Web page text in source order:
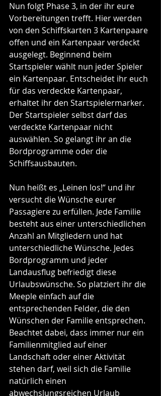
Nun folgt Phase 3, in der ihr eure
Vorbereitungen trefft. Hier werden
von den Schiffskarten 3 Kartenpaare
offen und ein Kartenpaar verdeckt
ausgelegt. Beginnend beim
Startspieler wählt nun jeder Spieler
ein Kartenpaar. Entscheidet ihr euch
für das verdeckte Kartenpaar,
erhaltet ihr den Startspielermarker.
Der Startspieler selbst darf das
verdeckte Kartenpaar nicht
auswählen. So gelangt ihr an die
Bordprogramme oder die
Schiffsausbauten.
Nun heißt es „Leinen los!“ und ihr
versucht die Wünsche eurer
Passagiere zu erfüllen. Jede Familie
besteht aus einer unterschiedlichen
Anzahl an Mitgliedern und hat
unterschiedliche Wünsche. Jedes
Bordprogramm und jeder
Landausflug befriedigt diese
Urlaubswünsche. So platziert ihr die
Meeple einfach auf die
entsprechenden Felder, die den
Wünschen der Familie entsprechen.
Beachtet dabei, dass immer nur ein
Familienmitglied auf einer
Landschaft oder einer Aktivität
stehen darf, weil sich die Familie
natürlich einen
abwechslungsreichen Urlaub